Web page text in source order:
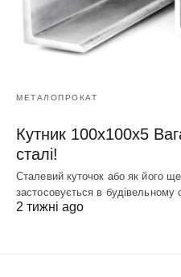
МЕТАЛОПРОКАТ
Кутник 100х100х5
сталі!
Сталевий куточок або як його
застосовується в будівельному
2 тижні ago